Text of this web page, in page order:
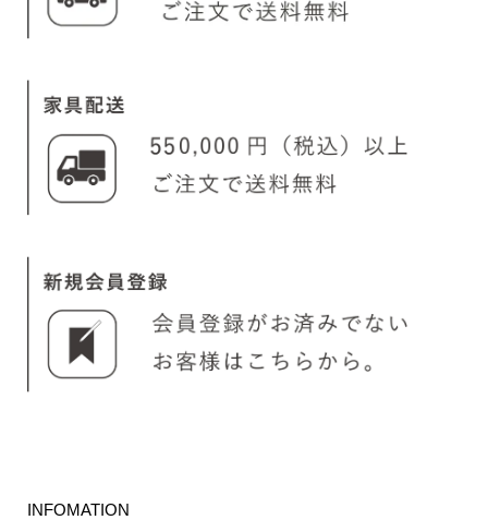
INFOMATION